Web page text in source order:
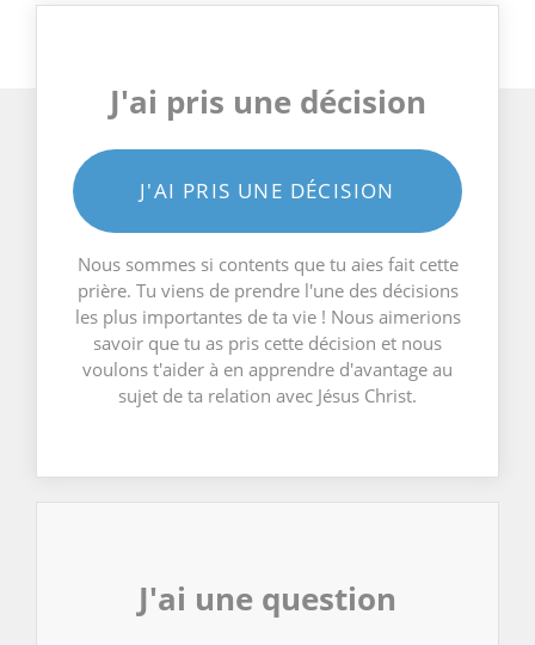
J'ai pris une décision
J'AI PRIS UNE DÉCISION
Nous sommes si contents que tu aies fait cette
prière. Tu viens de prendre l'une des décisions
les plus importantes de ta vie ! Nous aimerions
savoir que tu as pris cette décision et nous
voulons t'aider à en apprendre d'avantage au
sujet de ta relation avec Jésus Christ.
J'ai une question